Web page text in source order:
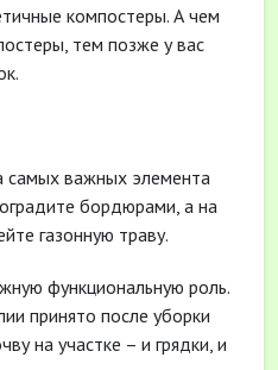
компостеры. А чем
тем позже у вас
самых важных элемента
бордюрами, а на
газонную траву.
функциональную роль.
принято после уборки
на участке – и грядки, и